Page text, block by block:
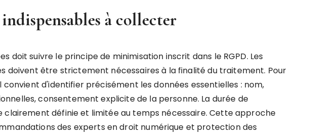
à collecter
doit suivre le principe de minimisation inscrit dans le RGPD. Les
doivent être strictement nécessaires à la finalité du traitement. Pour
convient d'identifier précisément les données essentielles : nom,
consentement explicite de la personne. La durée de
définie et limitée au temps nécessaire. Cette approche
des experts en droit numérique et protection des